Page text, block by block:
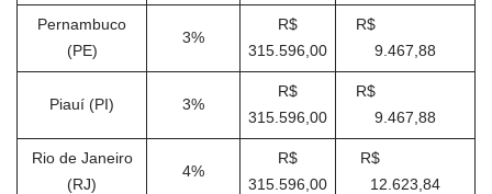
Pernambuco
(PE)
3%
R$
315.596,00
R$
9.467,88
Piauí (PI) 3%
R$
315.596,00
R$
9.467,88
Rio de Janeiro
(RJ)
4%
R$
315.596,00
R$
12.623,84